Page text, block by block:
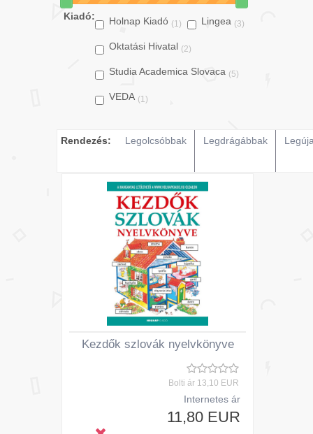
Kiadó: Holnap Kiadó (1) Lingea (3)
Oktatási Hivatal (2)
Studia Academica Slovaca (5)
VEDA (1)
Rendezés: Legolcsóbbak Legdrágábbak
Kezdők szlovák nyelvkönyve
Bolti ár 13,10 EUR
Internetes ár
11,80 EUR